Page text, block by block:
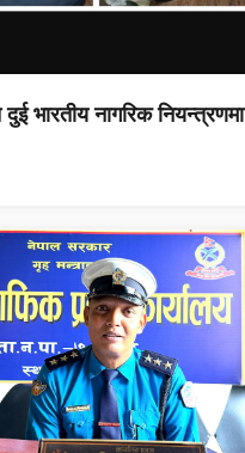
भारतीय नागरिक नियन्त्रणमा